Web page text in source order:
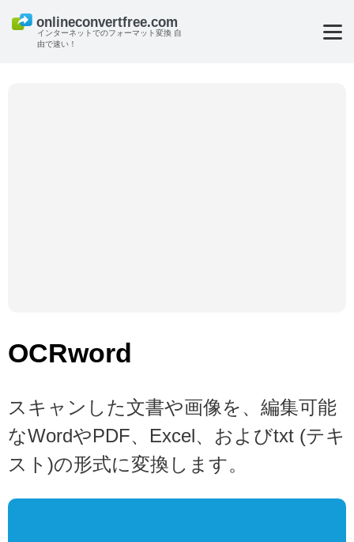
インターネットでのフォーマット変換 自
由で速い！
OCRword
スキャンした文書や画像を、編集可能
なWordやPDF、Excel、およびtxt (テキ
スト)の形式に変換します。